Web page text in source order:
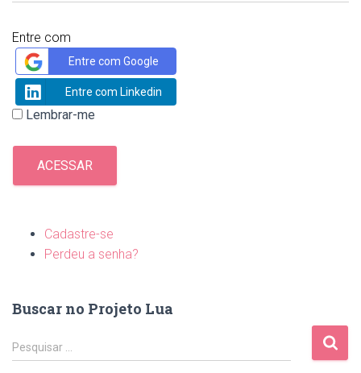
Entre com
Entre com Google
Entre com Linkedin
Lembrar-me
ACESSAR
Cadastre-se
Perdeu a senha?
Buscar no Projeto Lua
P
e
Pesquisar …